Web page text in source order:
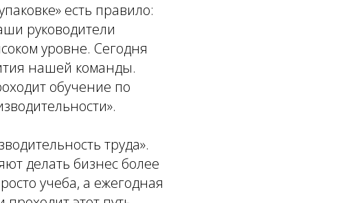
есть правило:
руководители
уровне. Сегодня
нашей команды.
обучение по
труда».
делать бизнес более
учеба, а ежегодная